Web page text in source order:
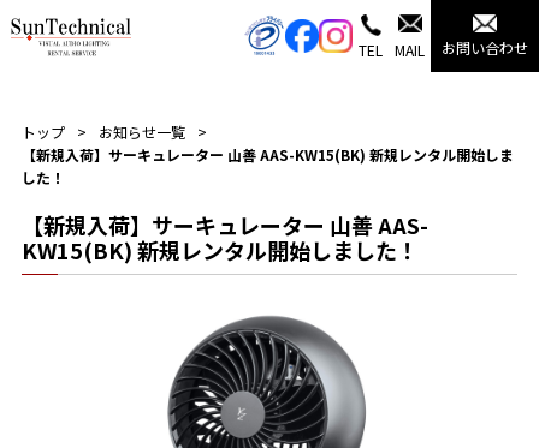
TEL MAIL お問い合わせ
トップ
お知らせ一覧
【新規入荷】サーキュレーター 山善 AAS-KW15(BK) 新規レンタル開始しま
した！
【新規入荷】サーキュレーター 山善 AAS-
KW15(BK) 新規レンタル開始しました！